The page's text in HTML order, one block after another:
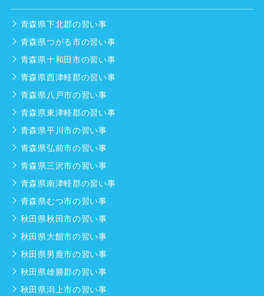
青森県下北郡の習い事
青森県つがる市の習い事
青森県十和田市の習い事
青森県西津軽郡の習い事
青森県八戸市の習い事
青森県東津軽郡の習い事
青森県平川市の習い事
青森県弘前市の習い事
青森県三沢市の習い事
青森県南津軽郡の習い事
青森県むつ市の習い事
秋田県秋田市の習い事
秋田県大館市の習い事
秋田県男鹿市の習い事
秋田県雄勝郡の習い事
秋田県潟上市の習い事